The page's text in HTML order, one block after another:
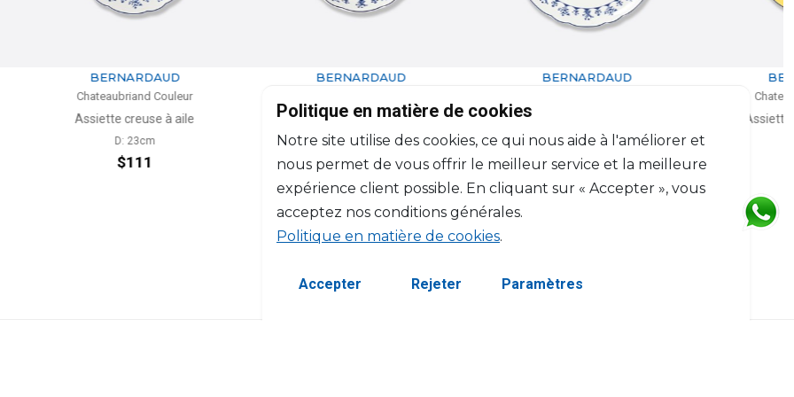
Couleur
à aile
BERNARDAUD
Chateaubriand Couleur
Assiette creuse calotte
BERNARDAUD
Plat à tarte
D: 32cm
$488
BERNARDAUD
D: 21cm
$97
Politique en matière de cookies
Notre site utilise des cookies, ce qui nous aide à l'améliorer et
nous permet de vous offrir le meilleur service et la meilleure
expérience client possible. En cliquant sur « Accepter », vous
acceptez nos conditions générales.
Politique en matière de cookies.
Accepter Rejeter Paramètres